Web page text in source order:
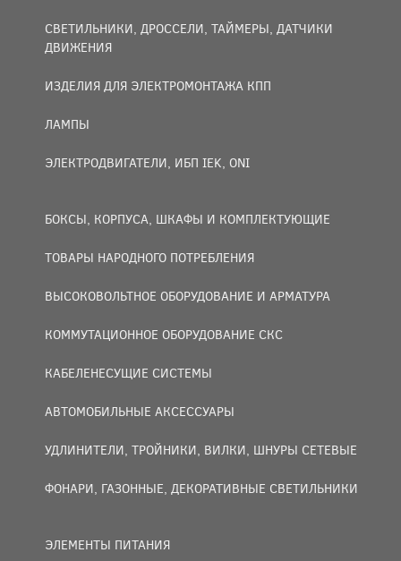
СВЕТИЛЬНИКИ, ДРОССЕЛИ, ТАЙМЕРЫ, ДАТЧИКИ
ДВИЖЕНИЯ
ИЗДЕЛИЯ ДЛЯ ЭЛЕКТРОМОНТАЖА КПП
ЛАМПЫ
ЭЛЕКТРОДВИГАТЕЛИ, ИБП IEK, ONI
БОКСЫ, КОРПУСА, ШКАФЫ И КОМПЛЕКТУЮЩИЕ
ТОВАРЫ НАРОДНОГО ПОТРЕБЛЕНИЯ
ВЫСОКОВОЛЬТНОЕ ОБОРУДОВАНИЕ И АРМАТУРА
КОММУТАЦИОННОЕ ОБОРУДОВАНИЕ СКС
КАБЕЛЕНЕСУЩИЕ СИСТЕМЫ
АВТОМОБИЛЬНЫЕ АКСЕССУАРЫ
УДЛИНИТЕЛИ, ТРОЙНИКИ, ВИЛКИ, ШНУРЫ СЕТЕВЫЕ
ФОНАРИ, ГАЗОННЫЕ, ДЕКОРАТИВНЫЕ СВЕТИЛЬНИКИ
ЭЛЕМЕНТЫ ПИТАНИЯ